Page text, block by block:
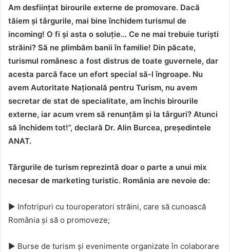
Am desființat birourile externe de promovare. Dacă
tăiem și târgurile, mai bine închidem turismul de
incoming! O fi și asta o soluție… Ce ne mai trebuie turiști
străini? Să ne plimbăm banii în familie! Din păcate,
turismul românesc a fost distrus de toate guvernele, dar
acesta parcă face un efort special să-l îngroape. Nu
avem Autoritate Națională pentru Turism, nu avem
secretar de stat de specialitate, am închis birourile
externe, iar acum vrem să renunțăm și la târguri? Atunci
să închidem tot!”, declară Dr. Alin Burcea, președintele
ANAT.
Târgurile de turism reprezintă doar o parte a unui mix
necesar de marketing turistic. România are nevoie de:
► Infotripuri cu touroperatori străini, care să cunoască
România și să o promoveze;
► Burse de turism și evenimente organizate în colaborare